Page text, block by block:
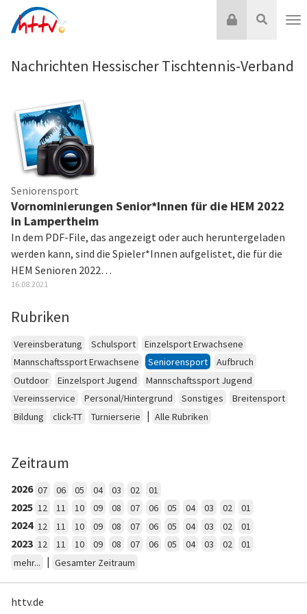
Inhalt
Suche
Login
Nachrichten Hessischer Tischtennis-Verband
Seniorensport
Vornominierungen Senior*Innen für die HEM 2022
in Lampertheim
In dem PDF-File, das angezeigt oder auch heruntergeladen
werden kann, sind die Spieler*Innen aufgelistet, die für die
HEM Senioren 2022…
16.08.2021
Rubriken
Vereinsberatung Schulsport
Einzelsport Erwachsene
Mannschaftssport Erwachsene
Seniorensport
Aufbruch
Outdoor
Einzelsport Jugend
Mannschaftssport Jugend
Vereinsservice
Personal/Hintergrund Sonstiges
Breitensport
Bildung
click-TT Turnierserie | Alle Rubriken
Zeitraum
2026 07 06 05 04 03 02 01
2025 12 11 10 09 08 07 06 05 04 03 02 01
2024 12 11 10 09 08 07 06 05 04 03 02 01
2023 12 11 10 09 08 07 06 05 04 03 02
01
mehr...
| Gesamter Zeitraum
httv.de